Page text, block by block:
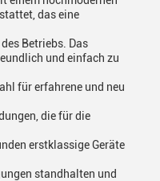
das eine
Betriebs. Das
und einfach zu
für erfahrene und neu
die für die
erstklassige Geräte
standhalten und